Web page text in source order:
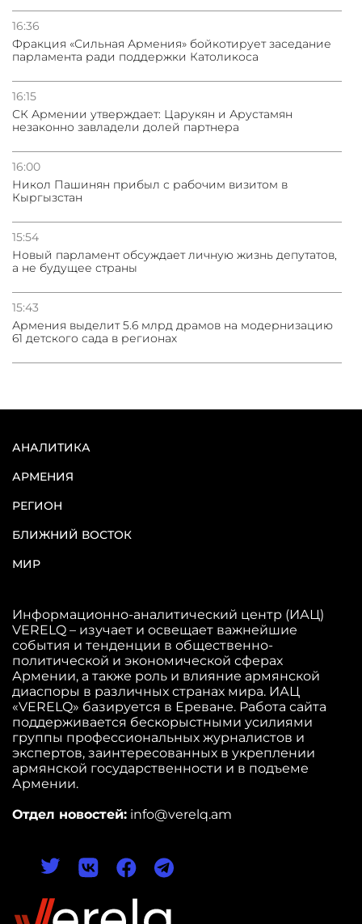
16:36
Фракция «Сильная Армения» бойкотирует заседание
парламента ради поддержки Католикоса
16:15
СК Армении утверждает: Царукян и Арустамян
незаконно завладели долей партнера
16:00
Никол Пашинян прибыл с рабочим визитом в
Кыргызстан
15:54
Новый парламент обсуждает личную жизнь депутатов,
а не будущее страны
15:43
Армения выделит 5.6 млрд драмов на модернизацию
61 детского сада в регионах
АНАЛИТИКА
АРМЕНИЯ
РЕГИОН
БЛИЖНИЙ ВОСТОК
МИР
Информационно-аналитический центр (ИАЦ)
VERELQ – изучает и освещает важнейшие
события и тенденции в общественно-
политической и экономической сферах
Армении, а также роль и влияние армянской
диаспоры в различных странах мира. ИАЦ
«VERELQ» базируется в Ереване. Работа сайта
поддерживается бескорыстными усилиями
группы профессиональных журналистов и
экспертов, заинтересованных в укреплении
армянской государственности и в подъеме
Армении.
Отдел новостей: info@verelq.am